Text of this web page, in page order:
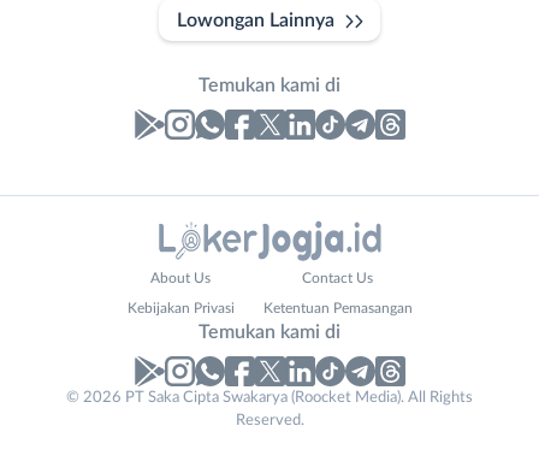
Lowongan Lainnya
Temukan kami di
Company
No. Telp /
About Us Contact Us
Kebijakan Privasi Ketentuan Pemasangan
Temukan kami di
© 2026 PT Saka Cipta Swakarya (Roocket Media). All Rights
Reserved.